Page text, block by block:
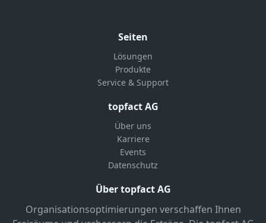
Seiten
Lösungen
Produkte
Service & Support
topfact AG
Über uns
Karriere
Events
Datenschutz
Über topfact AG
Organisationsoptimierungen verschaffen Ihnen